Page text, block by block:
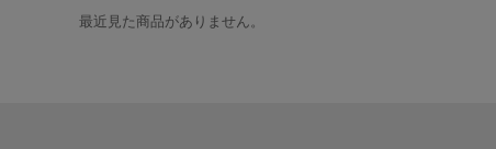
最近見た商品がありません。